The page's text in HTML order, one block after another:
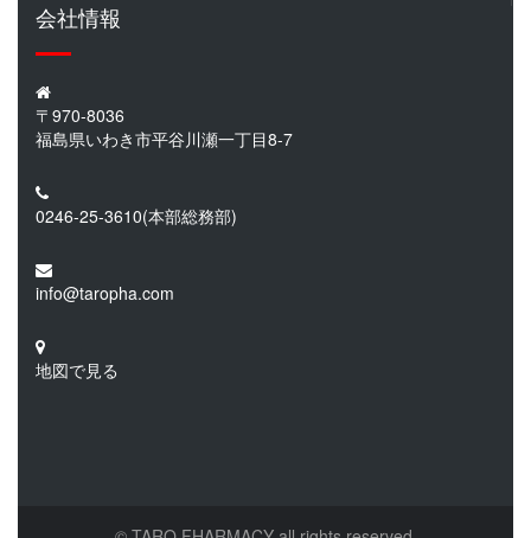
会社情報
〒970-8036
福島県いわき市平谷川瀬一丁目8-7
0246-25-3610(本部総務部)
info@taropha.com
地図で見る